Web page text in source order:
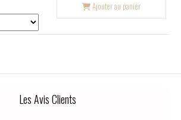
Ajouter au panier
Les Avis Clients